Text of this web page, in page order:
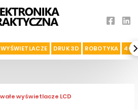
WYŚWIETLACZE DRUK 3D ROBOTYKA 4G I
wyświetlacze LCD